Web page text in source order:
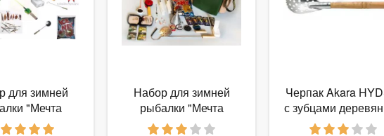
для зимней
"Мечта
Стандарт
Набор для зимней
рыбалки "Мечта
пингвина" Малый
Черпак Akara
с зубцами
ручка